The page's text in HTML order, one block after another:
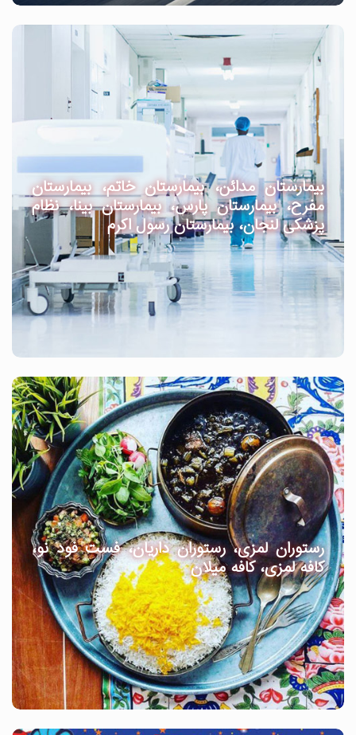
بیمارستان مدائن، بیمارستان خاتم، بیمارستان
مفرح، بیمارستان پارس، بیمارستان بینا، نظام
پزشکی لنجان، بیمارستان رسول اکرم
رستوران لمزی، رستوران داریان، فست فود نو،
کافه لمزی، کافه میلان